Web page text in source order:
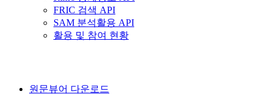
FRIC 검색 API
SAM 분석활용 API
활용 및 참여 현황
원문뷰어 다운로드